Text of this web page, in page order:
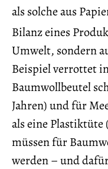
als solche aus
Bilanz eines
Umwelt, sondern
Beispiel verrottet
Baumwollbeutel
Jahren) und für
als eine Plastiktüte
müssen für
werden – und